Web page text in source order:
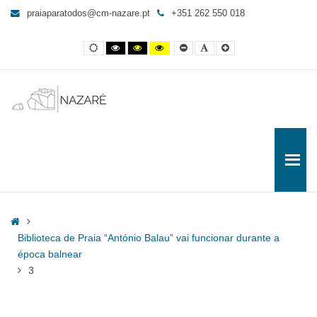
Todos
praiaparatodos@cm-nazare.pt +351 262 550 018
Contraste
normal
Contraste
preto
branco
Contraste
preto
amarelo
Yellow
and
contrast
Smaller
Font
Letra
por
Letra
maior
Home
Biblioteca de Praia “António Balau” vai funcionar durante a
época balnear
3